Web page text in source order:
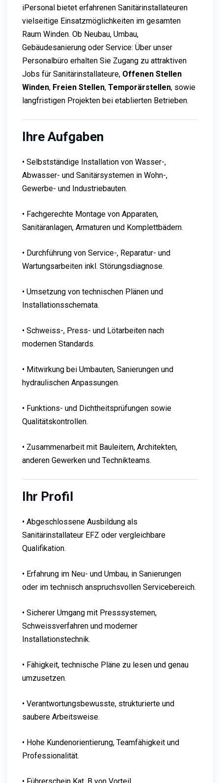
iPersonal bietet erfahrenen Sanitärinstallateuren
vielseitige Einsatzmöglichkeiten im gesamten
Raum Winden. Ob Neubau, Umbau,
Gebäudesanierung oder Service: Über unser
Personalbüro erhalten Sie Zugang zu attraktiven
Jobs für Sanitärinstallateure, Offenen Stellen
Winden, Freien Stellen, Temporärstellen, sowie
langfristigen Projekten bei etablierten Betrieben.
Ihre Aufgaben
• Selbstständige Installation von Wasser-,
Abwasser- und Sanitärsystemen in Wohn-,
Gewerbe- und Industriebauten.
• Fachgerechte Montage von Apparaten,
Sanitäranlagen, Armaturen und Komplettbädern.
• Durchführung von Service-, Reparatur- und
Wartungsarbeiten inkl. Störungsdiagnose.
• Umsetzung von technischen Plänen und
Installationsschemata.
• Schweiss-, Press- und Lötarbeiten nach
modernen Standards.
• Mitwirkung bei Umbauten, Sanierungen und
hydraulischen Anpassungen.
• Funktions- und Dichtheitsprüfungen sowie
Qualitätskontrollen.
• Zusammenarbeit mit Bauleitern, Architekten,
anderen Gewerken und Technikteams.
Ihr Profil
• Abgeschlossene Ausbildung als
Sanitärinstallateur EFZ oder vergleichbare
Qualifikation.
• Erfahrung im Neu- und Umbau, in Sanierungen
oder im technisch anspruchsvollen Servicebereich.
• Sicherer Umgang mit Presssystemen,
Schweissverfahren und moderner
Installationstechnik.
• Fähigkeit, technische Pläne zu lesen und genau
umzusetzen.
• Verantwortungsbewusste, strukturierte und
saubere Arbeitsweise.
• Hohe Kundenorientierung, Teamfähigkeit und
Professionalität.